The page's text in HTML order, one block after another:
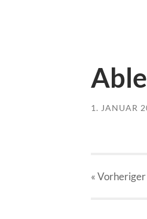
1. JANUAR
« Vorheriger